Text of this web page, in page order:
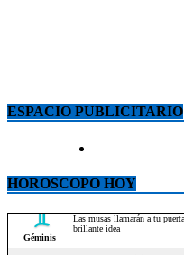
ESPACIO PUBLICITARIO
HOROSCOPO HOY